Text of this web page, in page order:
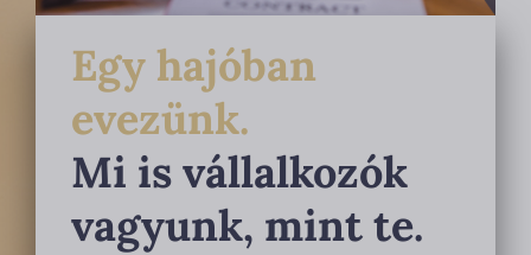
Egy hajóban
evezünk.
Mi is vállalkozók
vagyunk, mint te.